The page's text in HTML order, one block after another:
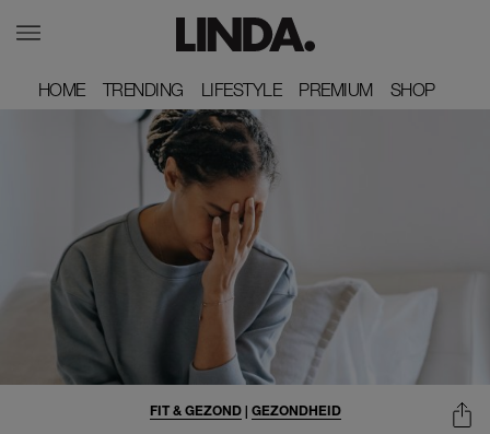
HOME
HOME TRENDING
TRENDING LIFESTYLE
LIFESTYLE PREMIUM
PREMIUM SHOP
SHOP
FIT & GEZOND| GEZONDHEID